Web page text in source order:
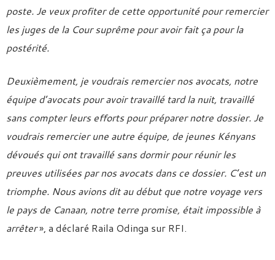
poste. Je veux profiter de cette opportunité pour remercier
les juges de la Cour suprême pour avoir fait ça pour la
postérité.
Deuxièmement, je voudrais remercier nos avocats, notre
équipe d’avocats pour avoir travaillé tard la nuit, travaillé
sans compter leurs efforts pour préparer notre dossier. Je
voudrais remercier une autre équipe, de jeunes Kényans
dévoués qui ont travaillé sans dormir pour réunir les
preuves utilisées par nos avocats dans ce dossier. C’est un
triomphe. Nous avions dit au début que notre voyage vers
le pays de Canaan, notre terre promise, était impossible à
arrêter», a déclaré Raila Odinga sur RFI.